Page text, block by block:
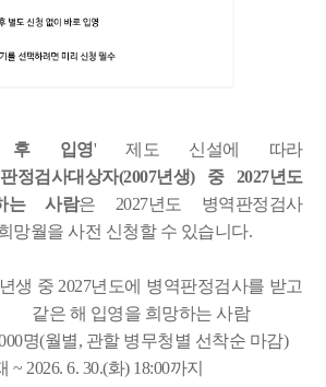
후 입영' 제도 신설에 따라
정검사대상자(2007년생) 중 2027년도
는 사람은 2027년도 병역판정검사
망월을 사전 신청할 수 있습니다.
중 2027년도에 병역판정검사를 받고
같은 해 입영을 희망하는 사람
명(월별, 관할 병무청별 선착순 마감)
2026. 6. 30.(화) 18:00까지